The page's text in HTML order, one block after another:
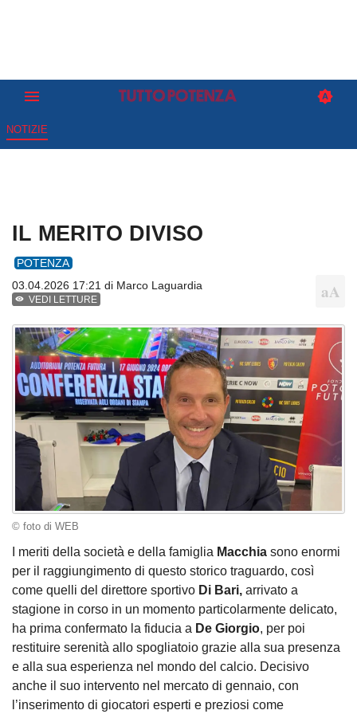
NOTIZIE
IL MERITO DIVISO
POTENZA
03.04.2026 17:21 di Marco Laguardia
VEDI LETTURE
© foto di WEB
I meriti della società e della famiglia Macchia sono enormi
per il raggiungimento di questo storico traguardo, così
come quelli del direttore sportivo Di Bari, arrivato a
stagione in corso in un momento particolarmente delicato,
ha prima confermato la fiducia a De Giorgio, per poi
restituire serenità allo spogliatoio grazie alla sua presenza
e alla sua esperienza nel mondo del calcio. Decisivo
anche il suo intervento nel mercato di gennaio, con
l’inserimento di giocatori esperti e preziosi come